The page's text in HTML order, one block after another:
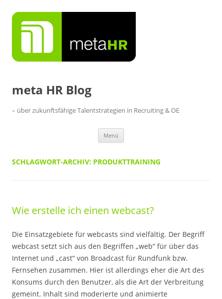
Inhalt
springen
meta HR Blog
– über zukunftsfähige Talentstrategien in Recruiting & OE
Menü
SCHLAGWORT-ARCHIV: PRODUKTTRAINING
Wie erstelle ich einen webcast?
Die Einsatzgebiete für webcasts sind vielfältig. Der Begriff
webcast setzt sich aus den Begriffen „web“ für über das
Internet und „cast“ von Broadcast für Rundfunk bzw.
Fernsehen zusammen. Hier ist allerdings eher die Art des
Konsums durch den Benutzer, als die Art der Verbreitung
gemeint. Inhalt sind moderierte und animierte